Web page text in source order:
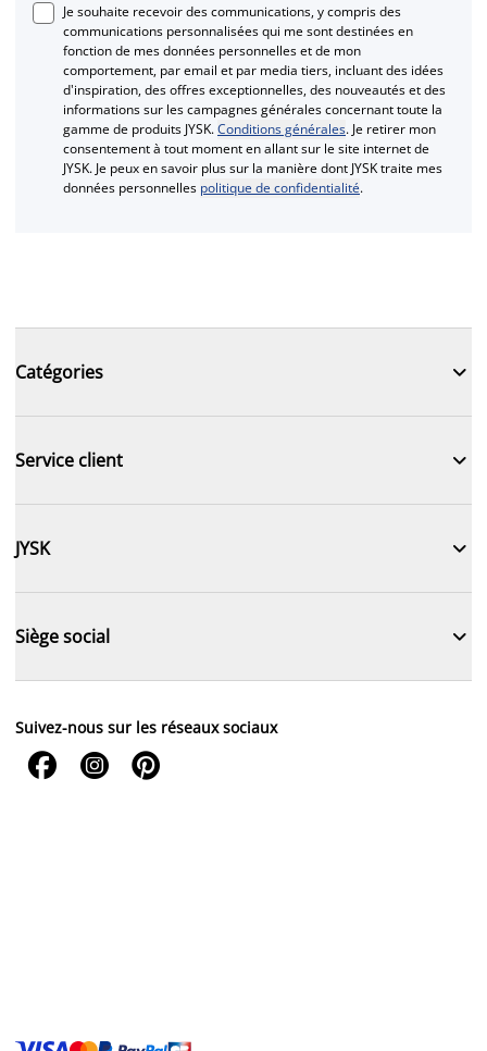
Je souhaite recevoir des communications, y compris des
communications personnalisées qui me sont destinées en
fonction de mes données personnelles et de mon
comportement, par email et par media tiers, incluant des idées
d'inspiration, des offres exceptionnelles, des nouveautés et des
informations sur les campagnes générales concernant toute la
gamme de produits JYSK.Conditions générales. Je retirer mon
consentement à tout moment en allant sur le site internet de
JYSK. Je peux en savoir plus sur la manière dont JYSK traite mes
données personnelles politique de confidentialité.
Catégories 
Service client 
JYSK 
Siège social 
Suivez-nous sur les réseaux sociaux
  